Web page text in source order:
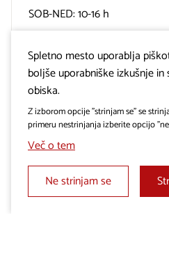
SOB-NED: 10-16 h
Turizem
Cerje, Lokvica 35
5291 Miren
+386 31 310 800
Spletno mesto uporablja
boljše uporabniške izkušnje
obiska.
Z izborom opcije "strinjam se" se
primeru nestrinjanja izberite opcijo
Več o tem
Ne strinjam se